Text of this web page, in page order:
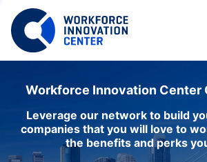
Workforce Innovation Center
Leverage our network to build
companies that you will love to
the benefits and perks